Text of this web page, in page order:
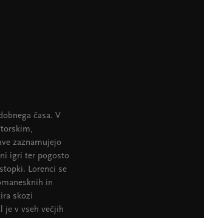
časa. V
zaznamujejo
igri ter pogosto
Lorenci se
in
skozi
je v vseh večjih